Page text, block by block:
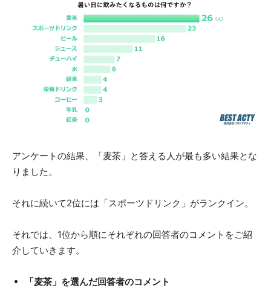
アンケートの結果、「麦茶」と答える人が最も多い結果とな
りました。
それに続いて2位には「スポーツドリンク」がランクイン。
それでは、1位から順にそれぞれの回答者のコメントをご紹
介していきます。
「麦茶」を選んだ回答者のコメント